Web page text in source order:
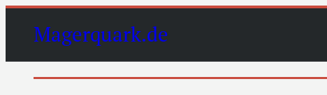
InhaltMagerquark.de